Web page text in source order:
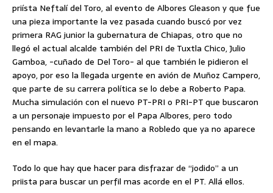
priísta Neftalí del Toro, al evento de Albores Gleason y que fue
una pieza importante la vez pasada cuando buscó por vez
primera RAG junior la gubernatura de Chiapas, otro que no
llegó el actual alcalde también del PRI de Tuxtla Chico, Julio
Gamboa, -cuñado de Del Toro- al que también le pidieron el
apoyo, por eso la llegada urgente en avión de Muñoz Campero,
que parte de su carrera política se lo debe a Roberto Papa.
Mucha simulación con el nuevo PT-PRI o PRI-PT que buscaron
a un personaje impuesto por el Papa Albores, pero todo
pensando en levantarle la mano a Robledo que ya no aparece
en el mapa.
Todo lo que hay que hacer para disfrazar de “jodido” a un
priista para buscar un perfil mas acorde en el PT. Allá ellos.